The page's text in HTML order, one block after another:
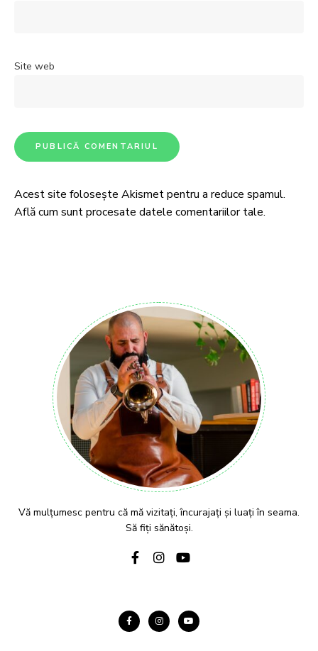
Site web
Acest site folosește Akismet pentru a reduce spamul.
Află cum sunt procesate datele comentariilor tale.
Vă mulțumesc pentru că mă vizitați, încurajați și luați în seama.
Să fiți sănătoși.